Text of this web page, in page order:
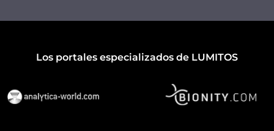
Los portales especializados de LUMITOS